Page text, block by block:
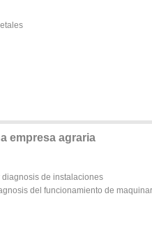
empresa agraria
de instalaciones
del funcionamiento de